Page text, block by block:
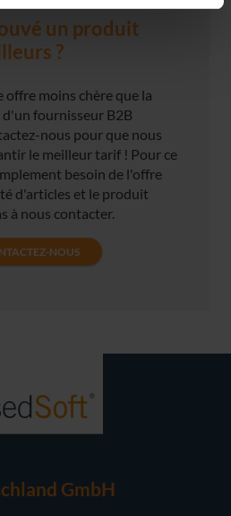
un produit
?
offre moins chère que la
fournisseur B2B
nous pour que nous
le meilleur tarif ! Pour ce
besoin de l'offre
d'articles et le produit
à nous contacter.
NOUS
GmbH